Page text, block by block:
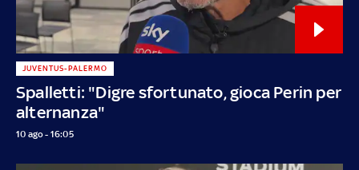
Spalletti: "Digre sfortunato, gioca Perin per
alternanza"
JUVENTUS-PALERMO
10 ago - 16:05